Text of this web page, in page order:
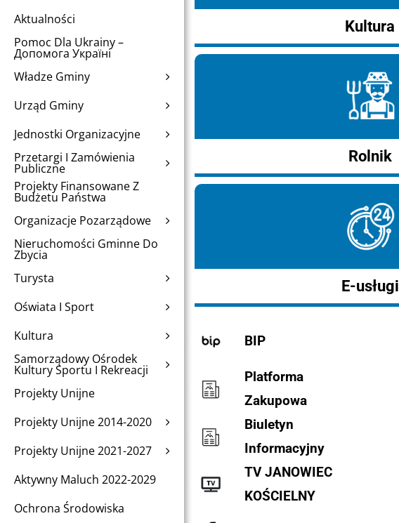
Aktualności
Pomoc Dla Ukrainy –
Допомога Україні
Władze Gminy
Urząd Gminy
Jednostki Organizacyjne
Przetargi I Zamówienia
Publiczne
Projekty Finansowane Z
Budżetu Państwa
Organizacje Pozarządowe
Nieruchomości Gminne Do
Zbycia
Turysta
Oświata I Sport
Kultura
Samorządowy Ośrodek
Kultury Sportu I Rekreacji
Projekty Unijne
Projekty Unijne 2014-2020
Projekty Unijne 2021-2027
Aktywny Maluch 2022-2029
Ochrona Środowiska
Kultura
Rolnik
E-usługi
BIP
Platforma
Zakupowa
Biuletyn
Informacyjny
TV JANOWIEC
KOŚCIELNY